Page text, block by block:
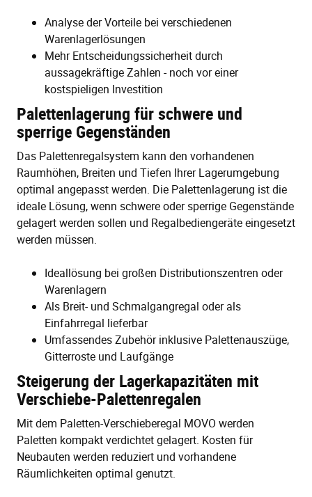
Analyse der Vorteile bei verschiedenen
Warenlagerlösungen
Mehr Entscheidungssicherheit durch
aussagekräftige Zahlen - noch vor einer
kostspieligen Investition
Palettenlagerung für schwere und
sperrige Gegenständen
Das Palettenregalsystem kann den vorhandenen
Raumhöhen, Breiten und Tiefen Ihrer Lagerumgebung
optimal angepasst werden. Die Palettenlagerung ist die
ideale Lösung, wenn schwere oder sperrige Gegenstände
gelagert werden sollen und Regalbediengeräte eingesetzt
werden müssen.
Ideallösung bei großen Distributionszentren oder
Warenlagern
Als Breit- und Schmalgangregal oder als
Einfahrregal lieferbar
Umfassendes Zubehör inklusive Palettenauszüge,
Gitterroste und Laufgänge
Steigerung der Lagerkapazitäten mit
Verschiebe-Palettenregalen
Mit dem Paletten-Verschieberegal MOVO werden
Paletten kompakt verdichtet gelagert. Kosten für
Neubauten werden reduziert und vorhandene
Räumlichkeiten optimal genutzt.